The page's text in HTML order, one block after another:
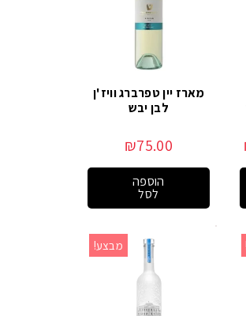
מארז יין טפרברג וויז'ן
לבן יבש
₪75.00
הוספה
לסל
מבצע!